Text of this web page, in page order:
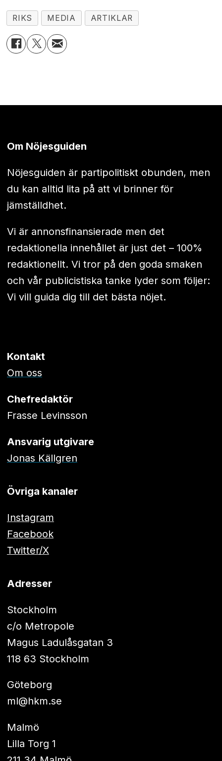
RIKS MEDIA ARTIKLAR
Om Nöjesguiden
Nöjesguiden är partipolitiskt obunden, men
du kan alltid lita på att vi brinner för
jämställdhet.
Vi är annonsfinansierade men det
redaktionella innehållet är just det – 100%
redaktionellt. Vi tror på den goda smaken
och vår publicistiska tanke lyder som följer:
Vi vill guida dig till det bästa nöjet.
Kontakt
Om oss
Chefredaktör
Frasse Levinsson
Ansvarig utgivare
Jonas Källgren
Övriga kanaler
Instagram
Facebook
Twitter/X
Adresser
Stockholm
c/o Metropole
Magus Ladulåsgatan 3
118 63 Stockholm
Göteborg
ml@hkm.se
Malmö
Lilla Torg 1